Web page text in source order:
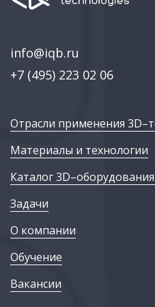
info@iqb.ru
+7 (495) 223 02 06
Отрасли применения
Материалы и технологии
Каталог
Задачи
О компании
Обучение
Вакансии